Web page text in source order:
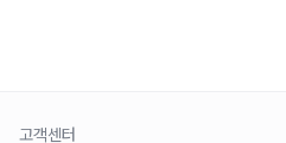
고객센터